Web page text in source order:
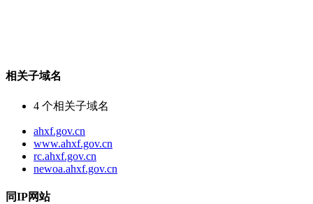
相关子域名
4 个相关子域名
ahxf.gov.cn
www.ahxf.gov.cn
rc.ahxf.gov.cn
newoa.ahxf.gov.cn
同IP网站